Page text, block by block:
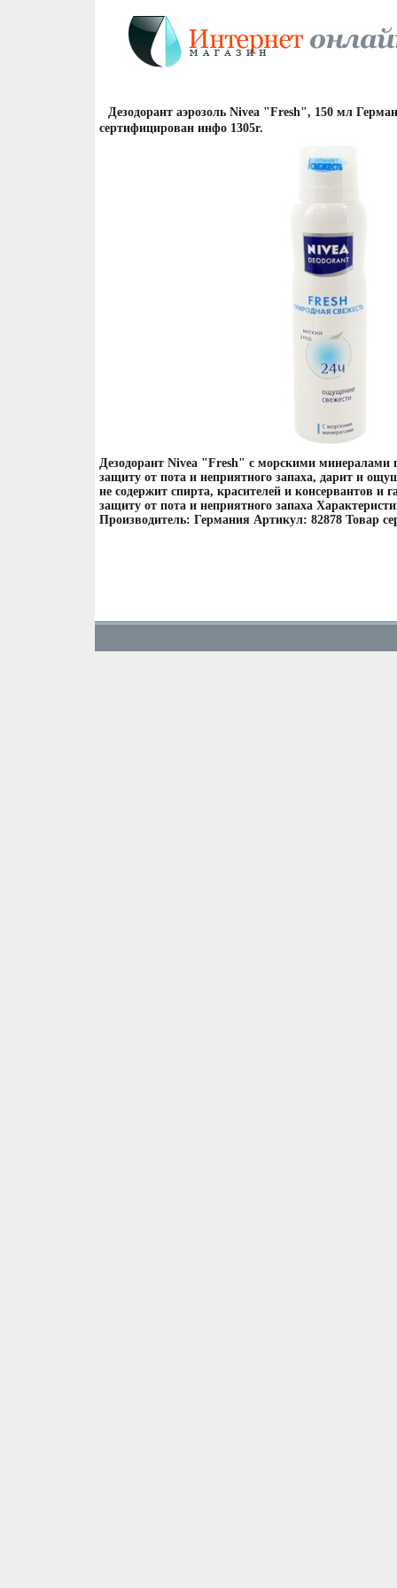
Дезодорант аэрозоль Nivea "Fresh", 150 мл
сертифицирован инфо 1305r.
Дезодорант Nivea "Fresh" с морскими минералами
защиту от пота и неприятного запаха, дарит и
не содержит спирта, красителей и консервантов и
защиту от пота и неприятного запаха
Производитель: Германия Артикул: 82878 Товар